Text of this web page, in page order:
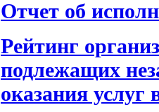
Отчет об
Рейтинг
подлежащих
оказания услуг